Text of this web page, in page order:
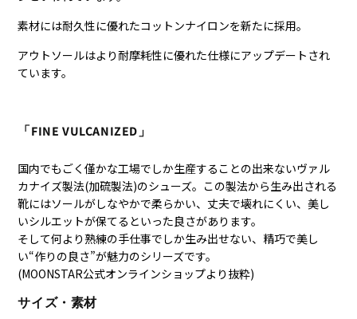
素材には耐久性に優れたコットンナイロンを新たに採用。
アウトソールはより耐摩耗性に優れた仕様にアップデートされ
ています。
「FINE VULCANIZED」
国内でもごく僅かな工場でしか生産することの出来ないヴァル
カナイズ製法(加硫製法)のシューズ。この製法から生み出される
靴にはソールがしなやかで柔らかい、丈夫で壊れにくい、美し
いシルエットが保てるといった良さがあります。
そして何より熟練の手仕事でしか生み出せない、精巧で美し
い“作りの良さ”が魅力のシリーズです。
(MOONSTAR公式オンラインショップより抜粋)
サイズ・素材